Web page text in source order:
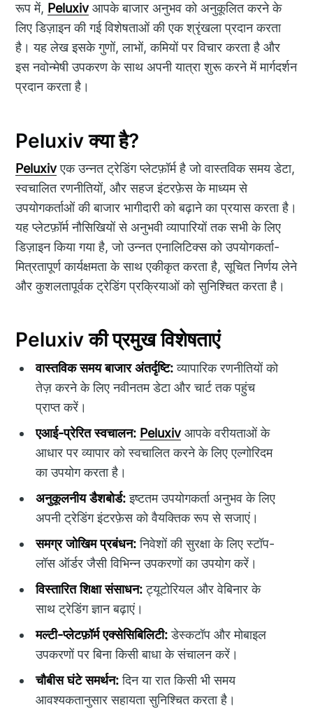
रूप में, Peluxivआपके बाजार अनुभव को अनुकूलित करने के
लिए डिज़ाइन की गई विशेषताओं की एक श्रृंखला प्रदान करता
है। यह लेख इसके गुणों, लाभों, कमियों पर विचार करता है और
इस नवोन्मेषी उपकरण के साथ अपनी यात्रा शुरू करने में मार्गदर्शन
प्रदान करता है।
Peluxiv क्या है?
Peluxivएक उन्नत ट्रेडिंग प्लेटफ़ॉर्म है जो वास्तविक समय डेटा,
स्वचालित रणनीतियों, और सहज इंटरफ़ेस के माध्यम से
उपयोगकर्ताओं की बाजार भागीदारी को बढ़ाने का प्रयास करता है।
यह प्लेटफ़ॉर्म नौसिखियों से अनुभवी व्यापारियों तक सभी के लिए
डिज़ाइन किया गया है, जो उन्नत एनालिटिक्स को उपयोगकर्ता-
मित्रतापूर्ण कार्यक्षमता के साथ एकीकृत करता है, सूचित निर्णय लेने
और कुशलतापूर्वक ट्रेडिंग प्रक्रियाओं को सुनिश्चित करता है।
Peluxiv की प्रमुख विशेषताएं
वास्तविक समय बाजार अंतर्दृष्टि:व्यापारिक रणनीतियों को
तेज़ करने के लिए नवीनतम डेटा और चार्ट तक पहुंच
प्राप्त करें।
एआई-प्रेरित स्वचालन: Peluxivआपके वरीयताओं के
आधार पर व्यापार को स्वचालित करने के लिए एल्गोरिदम
का उपयोग करता है।
अनुकूलनीय डैशबोर्ड:इष्टतम उपयोगकर्ता अनुभव के लिए
अपनी ट्रेडिंग इंटरफ़ेस को वैयक्तिक रूप से सजाएं।
समग्र जोखिम प्रबंधन:निवेशों की सुरक्षा के लिए स्टॉप-
लॉस ऑर्डर जैसी विभिन्न उपकरणों का उपयोग करें।
विस्तारित शिक्षा संसाधन:ट्यूटोरियल और वेबिनार के
साथ ट्रेडिंग ज्ञान बढ़ाएं।
मल्टी-प्लेटफ़ॉर्म एक्सेसिबिलिटी:डेस्कटॉप और मोबाइल
उपकरणों पर बिना किसी बाधा के संचालन करें।
चौबीस घंटे समर्थन:दिन या रात किसी भी समय
आवश्यकतानुसार सहायता सुनिश्चित करता है।